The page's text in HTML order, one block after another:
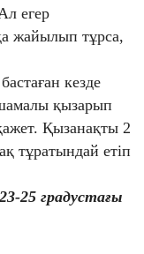
егер
жайылып тұрса,
кезде
қызарып
Қызанақты 2
тұратындай етіп
25 градустағы